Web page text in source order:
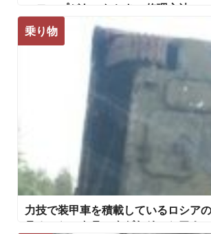
いモップがあったときの修理方法
乗り物
力技で装甲車を積載しているロシア
ラルーシのトラックがおそロシア！